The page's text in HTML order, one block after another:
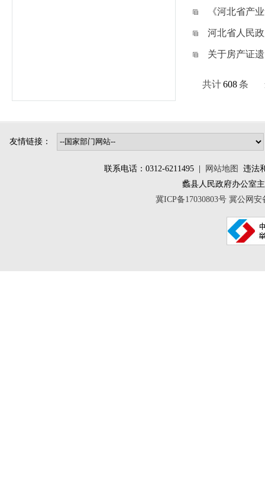
《河北省产
河北省人民
关于房产证
共计608条
友情链接：
联系电话：0312-6211495 | 网站地图
违法
蠡县人民政府办公
冀ICP备17030803号 冀公网安